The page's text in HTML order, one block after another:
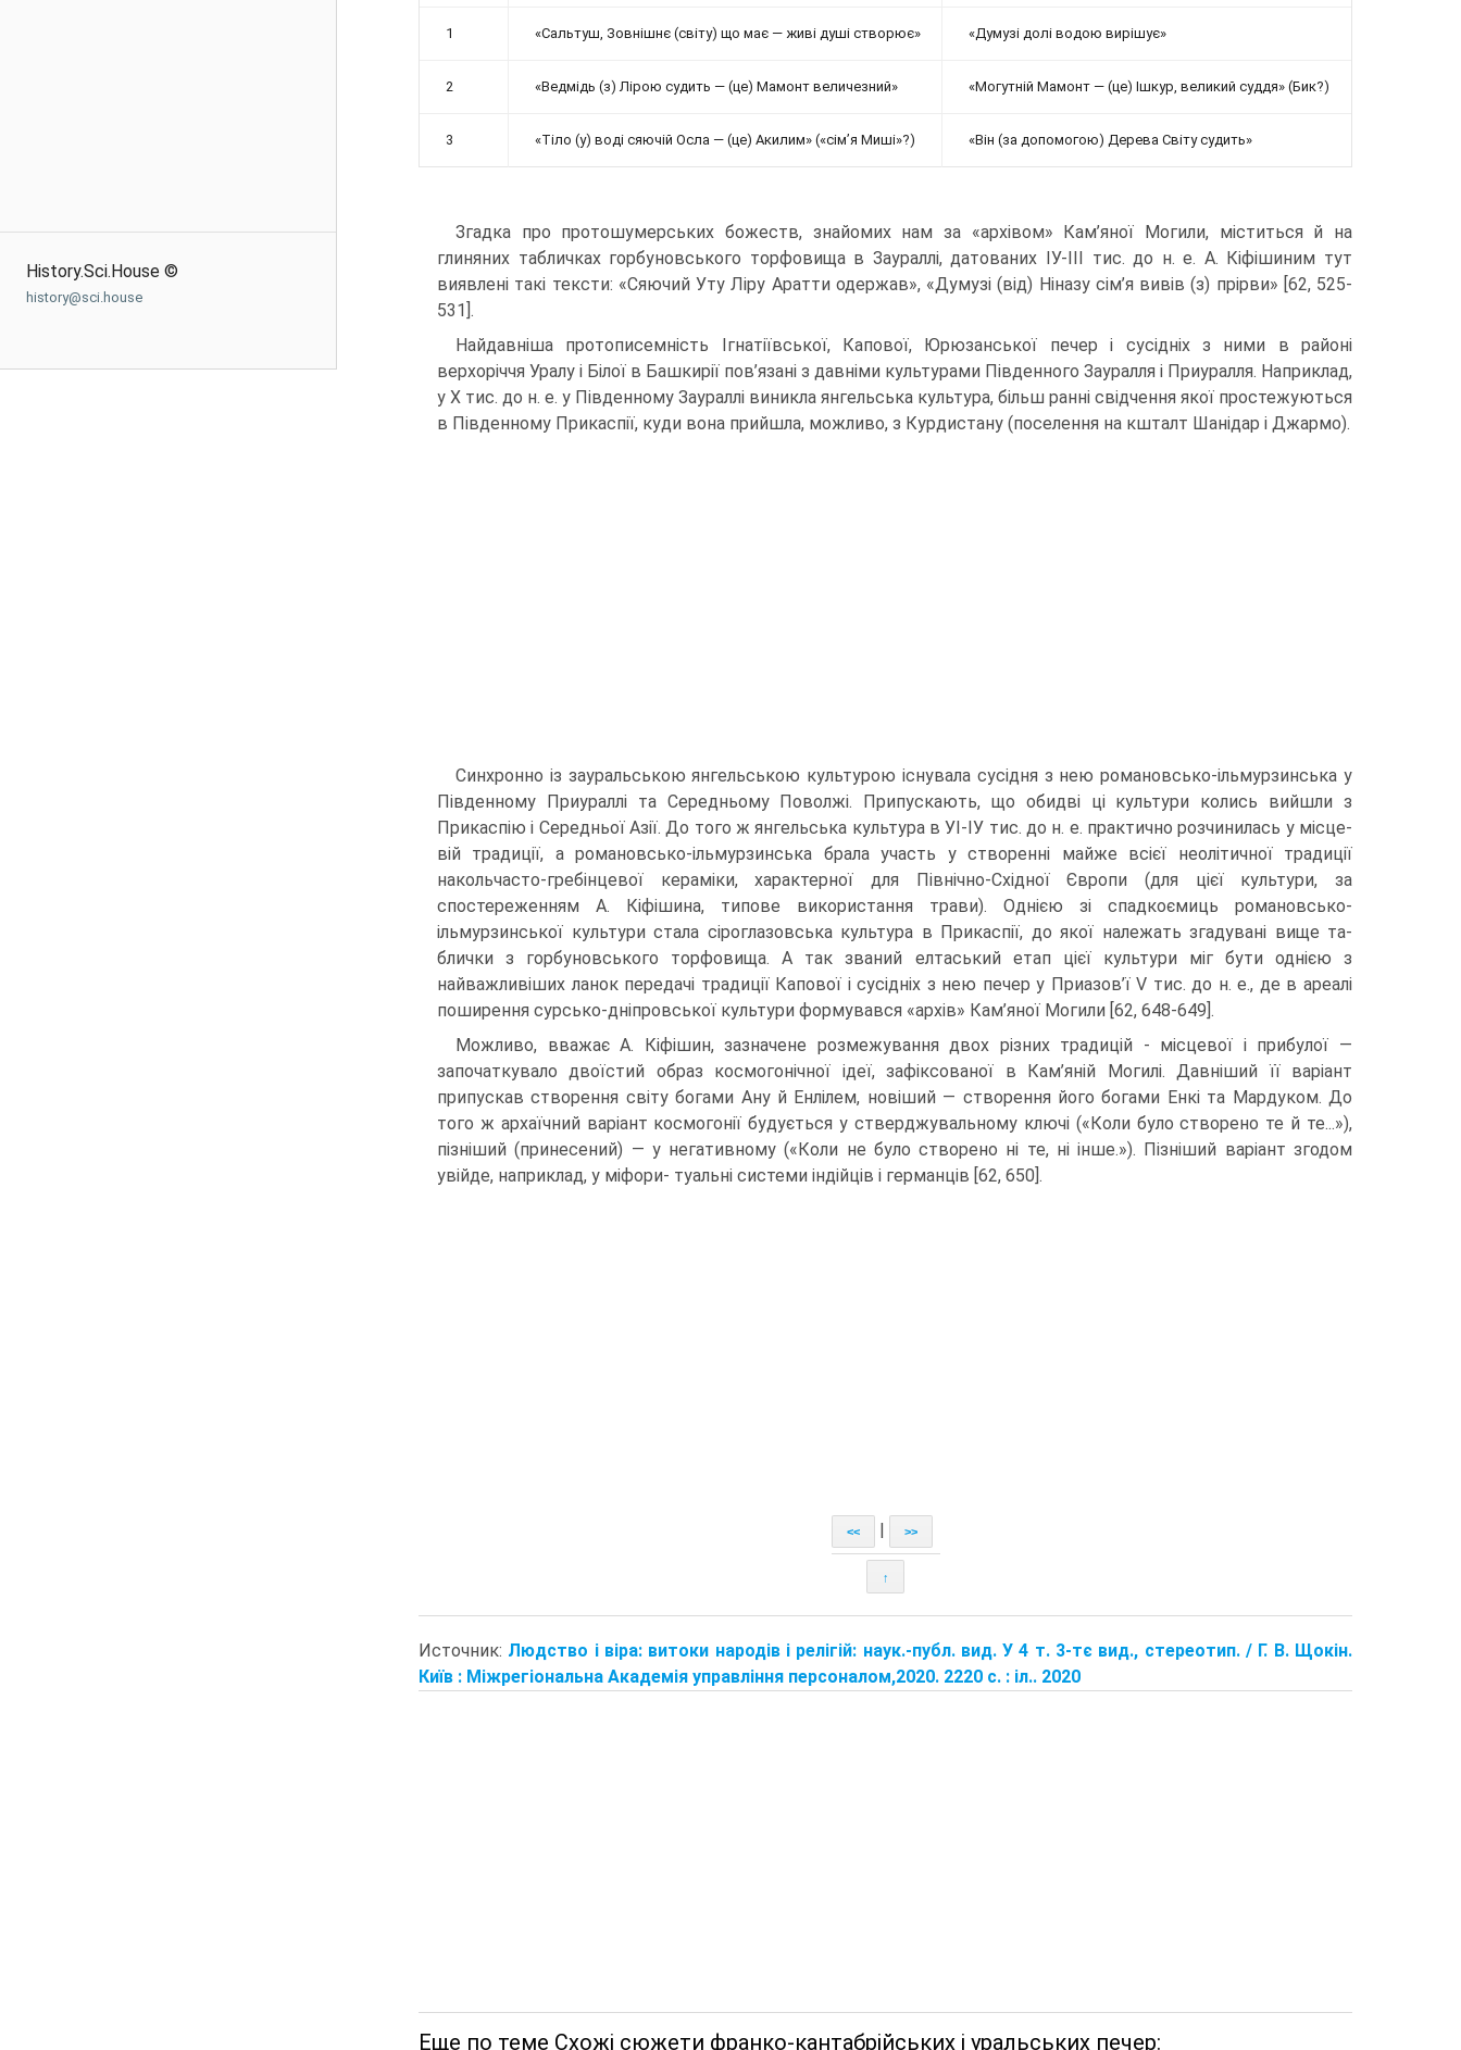
History.Sci.House ©
history@sci.house
1 «Сальтуш, Зовнішнє (світу) що має — живі душі створює» «Думузі долі водою вирішує»
2 «Ведмідь (з) Лірою судить — (це) Мамонт величезний» «Могутній Мамонт — (це) Ішкур, великий суддя» (Бик?)
3 «Тіло (у) воді сяючій Осла — (це) Акилим» («сім’я Миші»?) «Він (за допомогою) Дерева Світу судить»
Згадка про протошумерських божеств, знайомих нам за «архівом» Кам’яної Могили, міститься й на
глиняних табличках горбуновського торфовища в Заураллі, датованих ІУ-ІІІ тис. до н. е. А. Кіфішиним тут
виявлені такі тексти: «Сяючий Уту Ліру Аратти одержав», «Думузі (від) Ніназу сім’я вивів (з) прірви» [62, 525-
531].
Найдавніша протописемність Ігнатіївської, Капової, Юрюзанської печер і су­сідніх з ними в районі
верхоріччя Уралу і Білої в Башкирії пов’язані з давніми культурами Південного Зауралля і Приуралля. Наприклад,
у Х тис. до н. е. у Пів­денному Заураллі виникла янгельська культура, більш ранні свідчення якої просте­жуються
в Південному Прикаспії, куди вона прийшла, можливо, з Курдистану (поселення на кшталт Шанідар і Джармо).
Синхронно із зауральською янгельською культурою існувала сусідня з нею романовсько-ільмурзинська у
Південному Приураллі та Середньому Поволжі. При­пускають, що обидві ці культури колись вийшли з
Прикаспію і Середньої Азії. До того ж янгельська культура в УІ-ІУ тис. до н. е. практично розчинилась у місце­
вій традиції, а романовсько-ільмурзинська брала участь у створенні майже всієї неолітичної традиції
накольчасто-гребінцевої кераміки, характерної для Північ­но-Східної Європи (для цієї культури, за
спостереженням А. Кіфішина, типове використання трави). Однією зі спадкоємиць романовсько-
ільмурзинської куль­тури стала сіроглазовська культура в Прикаспії, до якої належать згадувані вище та­
блички з горбуновського торфовища. А так званий елтаський етап цієї культури міг бути однією з
найважливіших ланок передачі традиції Капової і сусідніх з нею печер у Приазов’ї V тис. до н. е., де в ареалі
поширення сурсько-дніпровської культу­ри формувався «архів» Кам’яної Могили [62, 648-649].
Можливо, вважає А. Кіфішин, зазначене розмежування двох різних тради­цій - місцевої і прибулої —
започаткувало двоїстий образ космогонічної ідеї, зафік­сованої в Кам’яній Могилі. Давніший її варіант
припускав створення світу богами Ану й Енлілем, новіший — створення його богами Енкі та Мардуком. До
того ж архаїчний варіант космогонії будується у стверджувальному ключі («Коли було створено те й те...»),
пізніший (принесений) — у негативному («Коли не було створено ні те, ні інше.»). Пізніший варіант згодом
увійде, наприклад, у міфори- туальні системи індійців і германців [62, 650].
<< >>
↑
Источник: Людство і віра: витоки народів і релігій: наук.-публ. вид. У 4 т. 3-тє вид., стереотип. / Г. В. Щокін.
Київ : Міжрегіональна Академія управління персоналом,2020. 2220 с. : іл.. 2020
Еще по теме Схожі сюжети франко-кантабрійських і уральських печер: